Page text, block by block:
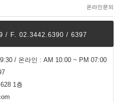
온라인문의
/ F. 02.3442.6390 / 6397
/ 온라인 : AM 10:00 ~ PM 07:00
1층